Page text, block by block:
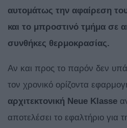
αυτομάτως την αφαίρεση
και το μπροστινό τμήμα σε
συνθήκες θερμοκρασίας.
Αν και προς το παρόν δεν
τον χρονικό ορίζοντα
αρχιτεκτονική Neue Klasse
αποτελέσει το εφαλτήριο για